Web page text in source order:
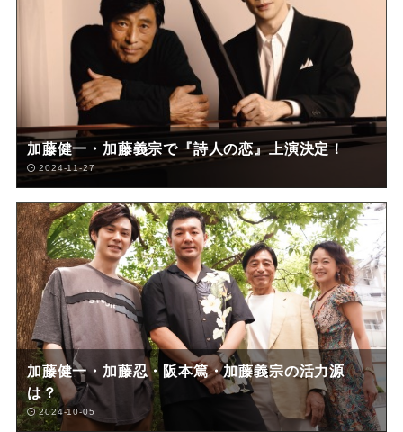
加藤健一・加藤義宗で『詩人の恋』上演決定！
2024-11-27
加藤健一・加藤忍・阪本篤・加藤義宗の活力源
は？
2024-10-05